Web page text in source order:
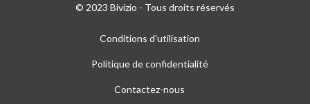
© 2023 Bivizio - Tous droits réservés
Conditions d'utilisation
Politique de confidentialité
Contactez-nous